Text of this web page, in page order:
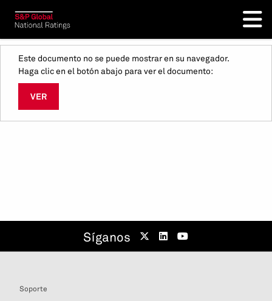
Este documento no se puede mostrar en su navegador.
Haga clic en el botón abajo para ver el documento:
VER
Síganos
Soporte